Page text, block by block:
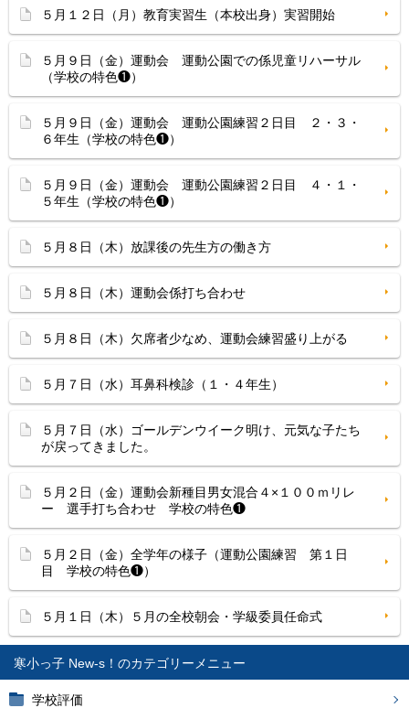
寒小っ子 New-s！
学校評価
５月１２日（月）教育実習生（本校出身）実習開始
５月９日（金）運動会 運動公園での係児童リハーサル
（学校の特色❶）
５月９日（金）運動会 運動公園練習２日目 ２・３・
６年生（学校の特色❶）
５月９日（金）運動会 運動公園練習２日目 ４・１・
５年生（学校の特色❶）
５月８日（木）放課後の先生方の働き方
５月８日（木）運動会係打ち合わせ
５月８日（木）欠席者少なめ、運動会練習盛り上がる
５月７日（水）耳鼻科検診（１・４年生）
５月７日（水）ゴールデンウイーク明け、元気な子たち
が戻ってきました。
５月２日（金）運動会新種目男女混合４×１００ｍリレ
ー 選手打ち合わせ 学校の特色❶
５月２日（金）全学年の様子（運動公園練習 第１日
目 学校の特色❶）
５月１日（木）５月の全校朝会・学級委員任命式